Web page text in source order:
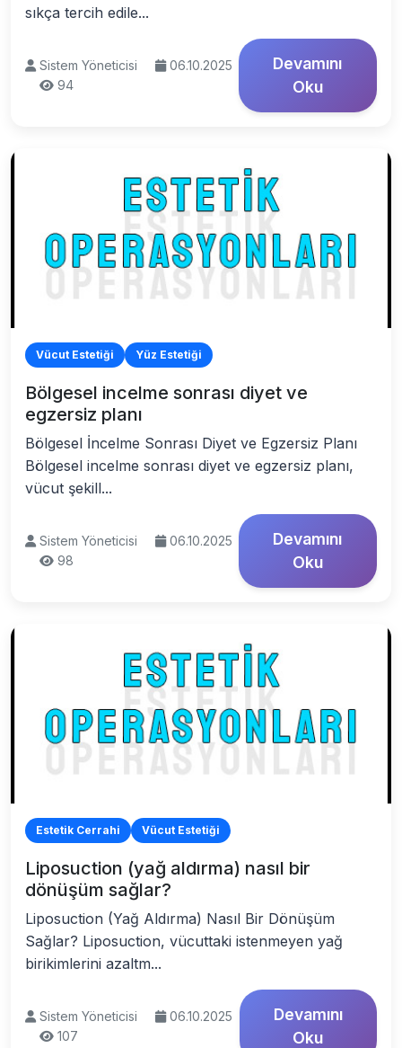
sıkça tercih edile...
Sistem Yöneticisi
06.10.2025
94
Devamını
Oku
Vücut Estetiği Yüz Estetiği
Bölgesel incelme sonrası diyet ve
egzersiz planı
Bölgesel İncelme Sonrası Diyet ve Egzersiz Planı
Bölgesel incelme sonrası diyet ve egzersiz planı,
vücut şekill...
Sistem Yöneticisi
06.10.2025
98
Devamını
Oku
Estetik Cerrahi Vücut Estetiği
Liposuction (yağ aldırma) nasıl bir
dönüşüm sağlar?
Liposuction (Yağ Aldırma) Nasıl Bir Dönüşüm
Sağlar? Liposuction, vücuttaki istenmeyen yağ
birikimlerini azaltm...
Sistem Yöneticisi
06.10.2025
107
Devamını
Oku